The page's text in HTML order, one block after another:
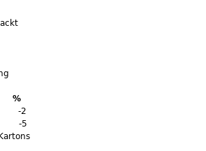
%
-2
5